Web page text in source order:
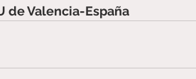
de Valencia-España